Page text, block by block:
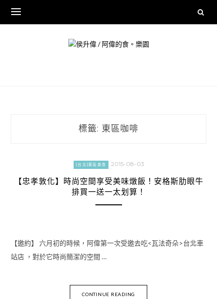
content
標籤: 東區咖啡
[台北]東區美食 2015-08-03
【忠孝敦化】時尚空間享受美味燉飯！安格斯肋眼牛
排買一送一太划算！
【邀約】 六月初的時候，阿偉第一次受邀去吃<瓦法奇朵>台北車
站店 ，對於它時尚簡潔的空間 …
CONTINUE READING